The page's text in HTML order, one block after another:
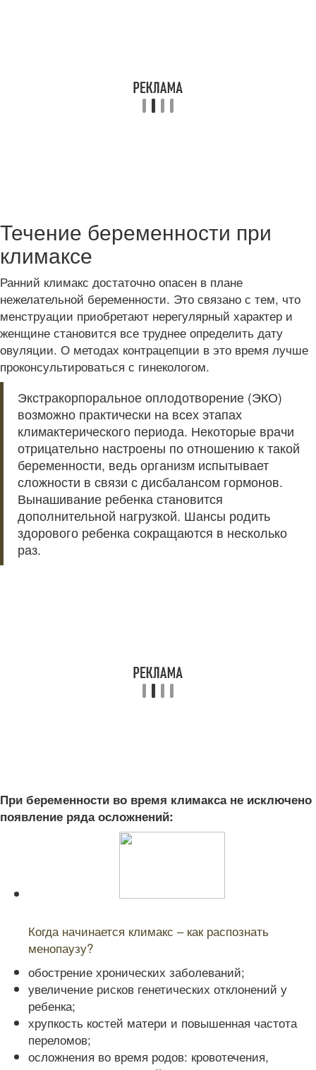
Течение беременности при
климаксе
Ранний климакс достаточно опасен в плане
нежелательной беременности. Это связано с тем, что
менструации приобретают нерегулярный характер и
женщине становится все труднее определить дату
овуляции. О методах контрацепции в это время лучше
проконсультироваться с гинекологом.
Экстракорпоральное оплодотворение (ЭКО)
возможно практически на всех этапах
климактерического периода. Некоторые врачи
отрицательно настроены по отношению к такой
беременности, ведь организм испытывает
сложности в связи с дисбалансом гормонов.
Вынашивание ребенка становится
дополнительной нагрузкой. Шансы родить
здорового ребенка сокращаются в несколько
раз.
При беременности во время климакса не исключено
появление ряда осложнений:
Когда начинается климакс – как распознать
менопаузу?
обострение хронических заболеваний;
увеличение рисков генетических отклонений у
ребенка;
хрупкость костей матери и повышенная частота
переломов;
осложнения во время родов: кровотечения,